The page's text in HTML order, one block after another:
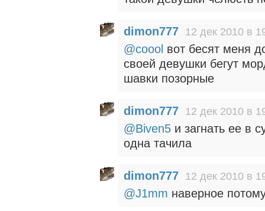
dimon777 12 дек 2010 в
@coool вот бесят меня
своей девушки бегут
шавки позорные
dimon777 12 дек 2010 в
@Biven5 и загнать ее в
одна тачила
dimon777 12 дек 2010 в
@J1mm наверное